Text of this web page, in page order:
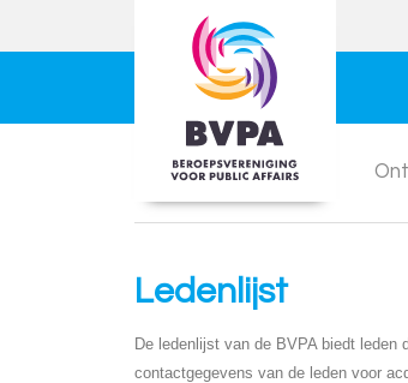
Ledenlijst
De ledenlijst van de BVPA biedt
contactgegevens van de leden voor